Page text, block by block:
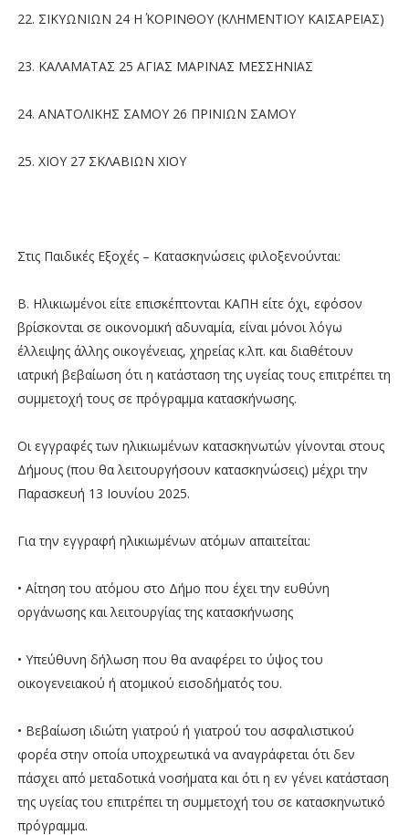
22. ΣΙΚΥΩΝΙΩΝ 24 Η΄ ΚΟΡΙΝΘΟΥ (ΚΛΗΜΕΝΤΙΟΥ ΚΑΙΣΑΡΕΙΑΣ)
23. ΚΑΛΑΜΑΤΑΣ 25 ΑΓΙΑΣ ΜΑΡΙΝΑΣ ΜΕΣΣΗΝΙΑΣ
24. ΑΝΑΤΟΛΙΚΗΣ ΣΑΜΟΥ 26 ΠΡΙΝΙΩΝ ΣΑΜΟΥ
25. ΧΙΟΥ 27 ΣΚΛΑΒΙΩΝ ΧΙΟΥ
Στις Παιδικές Εξοχές – Κατασκηνώσεις φιλοξενούνται:
Β. Ηλικιωμένοι είτε επισκέπτονται ΚΑΠΗ είτε όχι, εφόσον
βρίσκονται σε οικονομική αδυναμία, είναι μόνοι λόγω
έλλειψης άλλης οικογένειας, χηρείας κ.λπ. και διαθέτουν
ιατρική βεβαίωση ότι η κατάσταση της υγείας τους επιτρέπει τη
συμμετοχή τους σε πρόγραμμα κατασκήνωσης.
Οι εγγραφές των ηλικιωμένων κατασκηνωτών γίνονται στους
Δήμους (που θα λειτουργήσουν κατασκηνώσεις) μέχρι την
Παρασκευή 13 Ιουνίου 2025.
Για την εγγραφή ηλικιωμένων ατόμων απαιτείται:
• Αίτηση του ατόμου στο Δήμο που έχει την ευθύνη
οργάνωσης και λειτουργίας της κατασκήνωσης
• Υπεύθυνη δήλωση που θα αναφέρει το ύψος του
οικογενειακού ή ατομικού εισοδήματός του.
• Βεβαίωση ιδιώτη γιατρού ή γιατρού του ασφαλιστικού
φορέα στην οποία υποχρεωτικά να αναγράφεται ότι δεν
πάσχει από μεταδοτικά νοσήματα και ότι η εν γένει κατάσταση
της υγείας του επιτρέπει τη συμμετοχή του σε κατασκηνωτικό
πρόγραμμα.